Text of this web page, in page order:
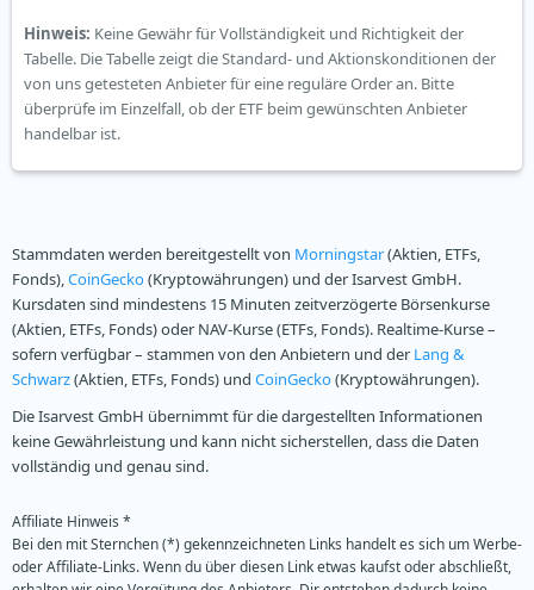
Hinweis: Keine Gewähr für Vollständigkeit und Richtigkeit der
Tabelle. Die Tabelle zeigt die Standard- und Aktionskonditionen der
von uns getesteten Anbieter für eine reguläre Order an. Bitte
überprüfe im Einzelfall, ob der ETF beim gewünschten Anbieter
handelbar ist.
Stammdaten werden bereitgestellt von Morningstar(Aktien, ETFs,
Fonds),CoinGecko(Kryptowährungen) und der Isarvest GmbH.
Kursdaten sind mindestens 15 Minuten zeitverzögerte Börsenkurse
(Aktien, ETFs, Fonds) oder NAV-Kurse (ETFs, Fonds). Realtime-Kurse –
sofern verfügbar – stammen von den Anbietern und der Lang &
Schwarz(Aktien, ETFs, Fonds) und CoinGecko(Kryptowährungen).
Die Isarvest GmbH übernimmt für die dargestellten Informationen
keine Gewährleistung und kann nicht sicherstellen, dass die Daten
vollständig und genau sind.
Affiliate Hinweis *
Bei den mit Sternchen (*) gekennzeichneten Links handelt es sich um Werbe-
oder Affiliate-Links. Wenn du über diesen Link etwas kaufst oder abschließt,